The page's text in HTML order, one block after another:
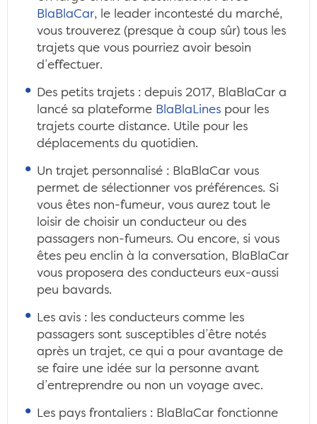
BlaBlaCar, le leader incontesté du marché,
vous trouverez (presque à coup sûr) tous les
trajets que vous pourriez avoir besoin
d’effectuer.
Des petits trajets : depuis 2017, BlaBlaCar a
lancé sa plateforme BlaBlaLines pour les
trajets courte distance. Utile pour les
déplacements du quotidien.
Un trajet personnalisé : BlaBlaCar vous
permet de sélectionner vos préférences. Si
vous êtes non-fumeur, vous aurez tout le
loisir de choisir un conducteur ou des
passagers non-fumeurs. Ou encore, si vous
êtes peu enclin à la conversation, BlaBlaCar
vous proposera des conducteurs eux-aussi
peu bavards.
Les avis : les conducteurs comme les
passagers sont susceptibles d’être notés
après un trajet, ce qui a pour avantage de
se faire une idée sur la personne avant
d’entreprendre ou non un voyage avec.
Les pays frontaliers : BlaBlaCar fonctionne